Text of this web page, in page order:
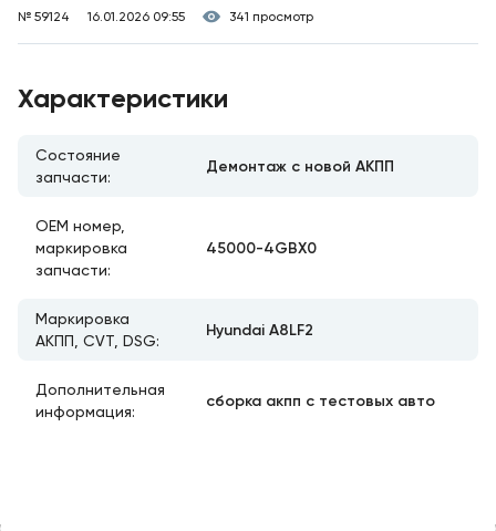
№ 59124 16.01.2026 09:55 341 просмотр
Характеристики
Состояние
запчасти:
Демонтаж с новой АКПП
ОЕМ номер,
маркировка
запчасти:
45000-4GBX0
Маркировка
АКПП, CVT, DSG:
Hyundai A8LF2
Дополнительная
информация:
сборка акпп с тестовых авто